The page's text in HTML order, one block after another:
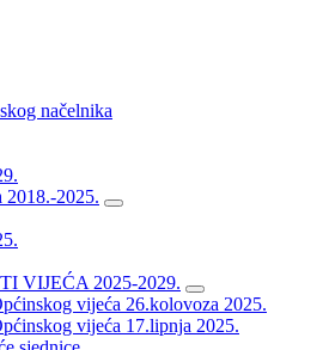
načelnika
2018.-2025.
VIJEĆA 2025-2029.
vijeća 26.kolovoza 2025.
vijeća 17.lipnja 2025.